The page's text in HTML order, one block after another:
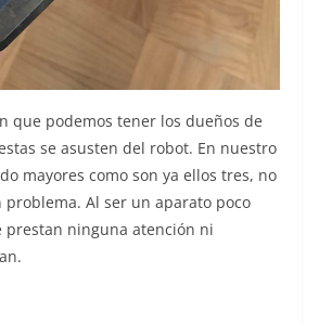
que podemos tener los dueños de
se asusten del robot. En nuestro
mayores como son ya ellos tres, no
Al ser un aparato poco
prestan ninguna atención ni